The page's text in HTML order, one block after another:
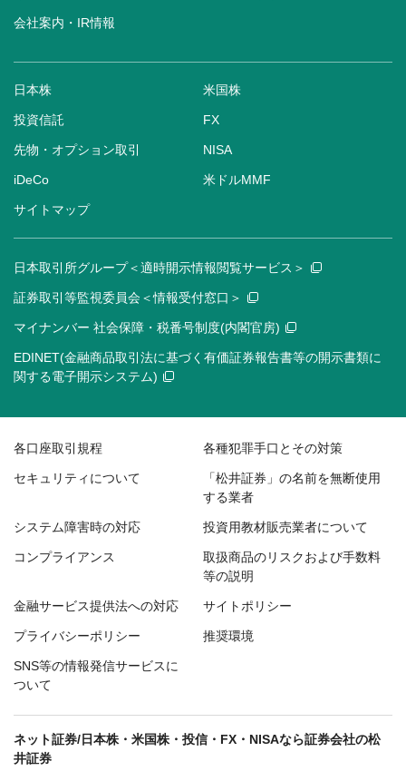
会社案内・IR情報
日本株 米国株
投資信託 FX
先物・オプション取引 NISA
iDeCo 米ドルMMF
サイトマップ
日本取引所グループ＜適時開示情報閲覧サービス＞
証券取引等監視委員会＜情報受付窓口＞
マイナンバー 社会保障・税番号制度(内閣官房)
EDINET(金融商品取引法に基づく有価証券報告書等の開示書類に
関する電子開示システム)
各口座取引規程 各種犯罪手口とその対策
セキュリティについて
「松井証券」の名前を無断使用
する業者
システム障害時の対応 投資用教材販売業者について
コンプライアンス
取扱商品のリスクおよび手数料
等の説明
金融サービス提供法への対応 サイトポリシー
プライバシーポリシー 推奨環境
SNS等の情報発信サービスに
ついて
ネット証券/日本株・米国株・投信・FX・NISAなら証券会社の松
井証券